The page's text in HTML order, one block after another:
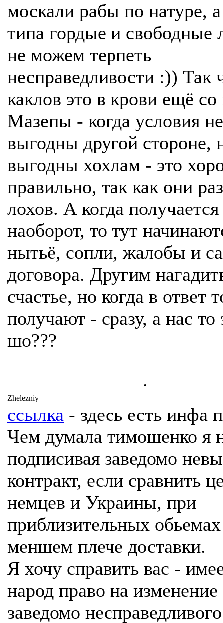
москали рабы по натуре,
типа гордые и свободные
не можем терпеть
несправедливости :)) Так
каклов это в крови ещё
Мазепы - когда условия не
выгодны другой стороне,
выгодны хохлам - это
правильно, так как они
лохов. А когда получается
наоборот, то тут
нытьё, сопли, жалобы и
договора. Другим
счастье, но когда в ответ
получают - сразу, а нас то
шо???
.
Zhelezniy
ссылка - здесь есть инфа
Чем думала тимошенко я
подписивая заведомо
контракт, если сравнить
немцев и Украины, при
приблизительных
меншем плече доставки.
Я хочу справить вас -
народ право на изменение
заведомо несправедливого